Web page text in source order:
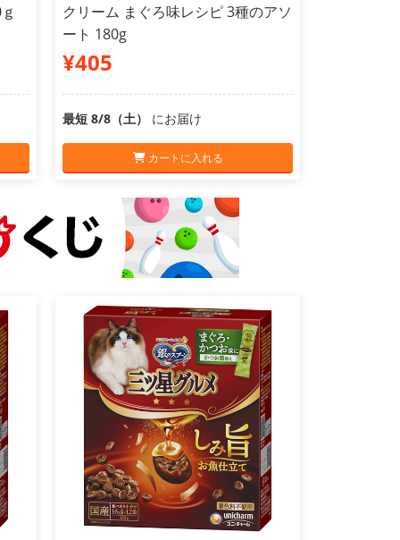
クリーム まぐろ味レシピ 3種のアソ
ート 180g
¥405
最短 8/8（土） にお届け
カートに入れる